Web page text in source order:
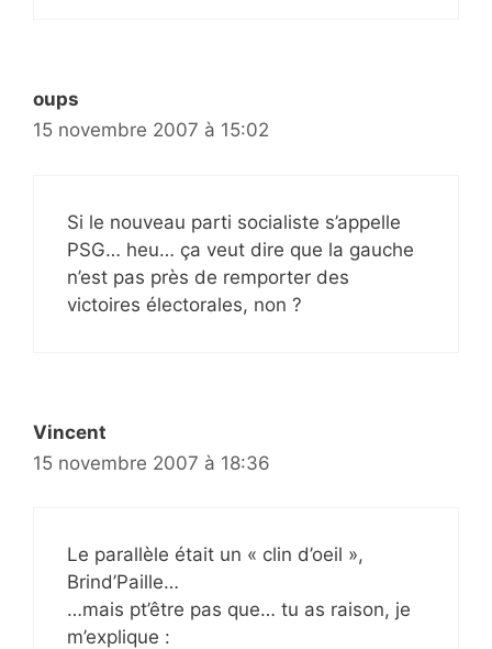
oups
15 novembre 2007 à 15:02
Si le nouveau parti socialiste s’appelle
PSG… heu… ça veut dire que la gauche
n’est pas près de remporter des
victoires électorales, non ?
Vincent
15 novembre 2007 à 18:36
Le parallèle était un « clin d’oeil »,
Brind’Paille…
…mais pt’être pas que… tu as raison, je
m’explique :